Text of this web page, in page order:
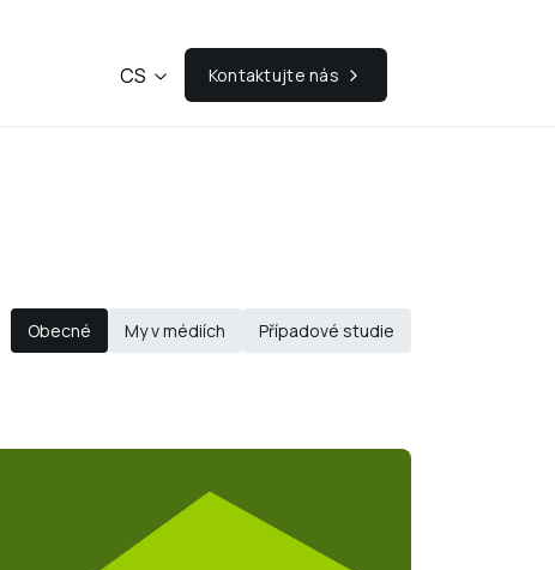
CS Kontaktujte nás
Obecné My v médiích Případové studie